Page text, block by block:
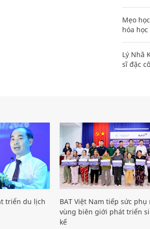
Mẹo
hóa
Lý Nhã
sĩ đặc
triển du lịch
BAT Việt Nam tiếp sức phụ
vùng biên giới phát triển
kế